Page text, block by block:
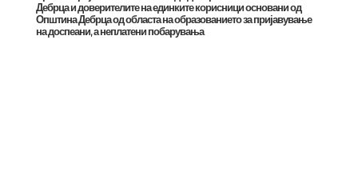
Дебрца и доверителите на единките корисници основани од
Општина Дебрца од областа на образованието за пријавување
на доспеани, а неплатени побарувања